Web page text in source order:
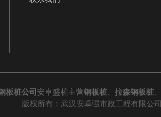
板桩公司安卓盛桩主营钢板桩、 拉森钢板桩、
版权所有：武汉安卓强市政工程有限公司